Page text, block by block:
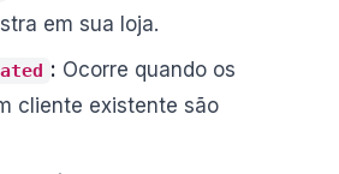
em sua loja.
: Ocorre quando os
cliente existente são